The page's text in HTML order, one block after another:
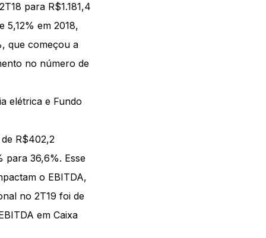
para R$1.181,4
5,12% em 2018,
que começou a
no número de
elétrica e Fundo
R$402,2
para 36,6%. Esse
o EBITDA,
no 2T19 foi de
em Caixa